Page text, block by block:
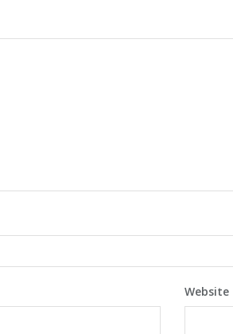
Website